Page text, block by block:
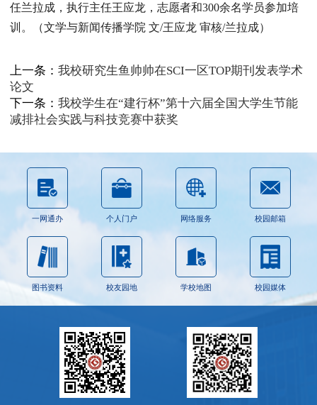
任兰拉成，执行主任王应龙，志愿者和300余名学员参加培
训。（文学与新闻传播学院 文/王应龙 审核/兰拉成）
上一条： 我校研究生鱼帅帅在SCI一区TOP期刊发表学术
论文
下一条： 我校学生在“建行杯”第十六届全国大学生节能
减排社会实践与科技竞赛中获奖
一网通办 个人门户 网络服务 校园邮箱
图书资料 校友园地 学校地图 校园媒体